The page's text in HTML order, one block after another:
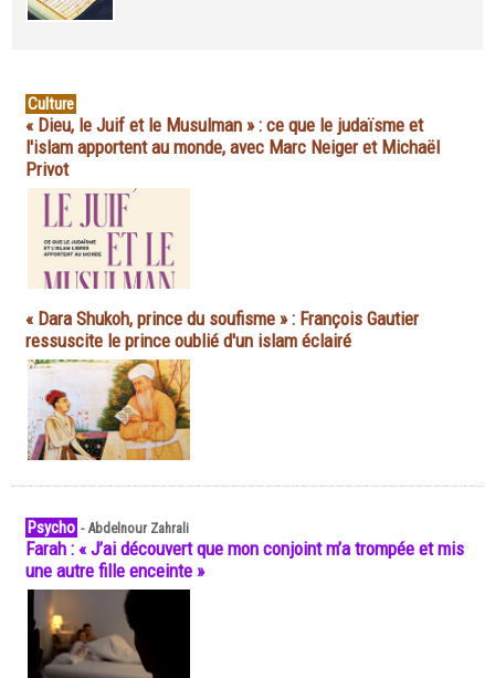
Culture
« Dieu, le Juif et le Musulman » : ce que le judaïsme et
l'islam apportent au monde, avec Marc Neiger et Michaël
Privot
« Dara Shukoh, prince du soufisme » : François Gautier
ressuscite le prince oublié d'un islam éclairé
Psycho -Abdelnour Zahrali
Farah : « J’ai découvert que mon conjoint m’a trompée et mis
une autre fille enceinte »